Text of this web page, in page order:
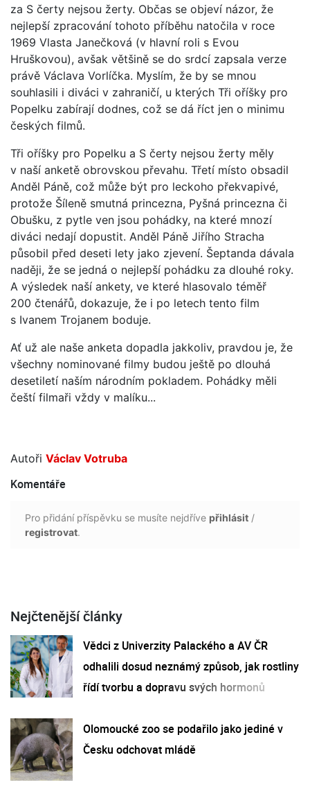
za S čerty nejsou žerty. Občas se objeví názor, že
nejlepší zpracování tohoto příběhu natočila v roce
1969 Vlasta Janečková (v hlavní roli s Evou
Hruškovou), avšak většině se do srdcí zapsala verze
právě Václava Vorlíčka. Myslím, že by se mnou
souhlasili i diváci v zahraničí, u kterých Tři oříšky pro
Popelku zabírají dodnes, což se dá říct jen o minimu
českých filmů.
Tři oříšky pro Popelku a S čerty nejsou žerty měly
v naší anketě obrovskou převahu. Třetí místo obsadil
Anděl Páně, což může být pro leckoho překvapivé,
protože Šíleně smutná princezna, Pyšná princezna či
Obušku, z pytle ven jsou pohádky, na které mnozí
diváci nedají dopustit. Anděl Páně Jiřího Stracha
působil před deseti lety jako zjevení. Šeptanda dávala
naději, že se jedná o nejlepší pohádku za dlouhé roky.
A výsledek naší ankety, ve které hlasovalo téměř
200 čtenářů, dokazuje, že i po letech tento film
s Ivanem Trojanem boduje.
Ať už ale naše anketa dopadla jakkoliv, pravdou je, že
všechny nominované filmy budou ještě po dlouhá
desetiletí naším národním pokladem. Pohádky měli
čeští filmaři vždy v malíku...
Autoři Václav Votruba
Komentáře
Pro přidání příspěvku se musíte nejdříve přihlásit /
registrovat.
Nejčtenější články
Vědci z Univerzity Palackého a AV ČR
odhalili dosud neznámý způsob, jak rostliny
řídí tvorbu a dopravu svých hormonů
Olomoucké zoo se podařilo jako jediné v
Česku odchovat mládě